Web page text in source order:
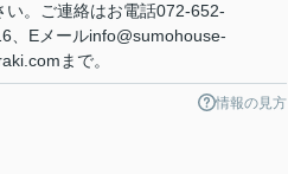
い。ご連絡はお電話072-652-
、Eメールinfo@sumohouse-
まで。
情報の見方